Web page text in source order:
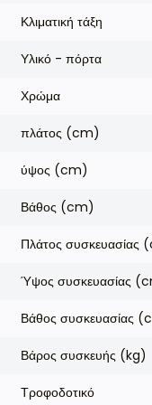
Κλιματική τάξη
Υλικό - πόρτα
Χρώμα
πλάτος (cm)
ύψος (cm)
Βάθος (cm)
Πλάτος συσκευασίας
Ύψος συσκευασίας
Βάθος συσκευασίας
Βάρος συσκευής (kg)
Τροφοδοτικό